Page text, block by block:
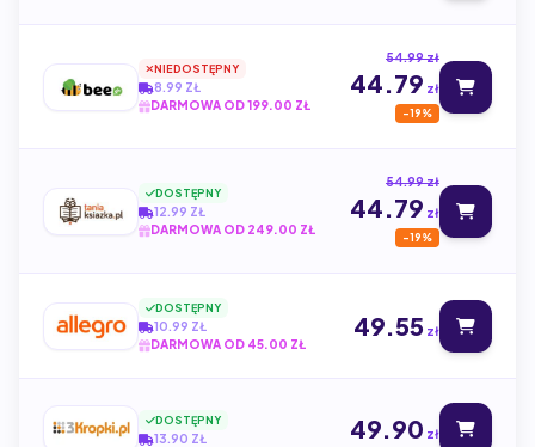
NIEDOSTĘPNY
8.99 ZŁ
DARMOWA OD 199.00 ZŁ
54.99 zł
44.79 zł
-19%
DOSTĘPNY
12.99 ZŁ
DARMOWA OD 249.00 ZŁ
54.99 zł
44.79 zł
-19%
DOSTĘPNY
10.99 ZŁ
DARMOWA OD 45.00 ZŁ
49.55 zł
DOSTĘPNY
13.90 ZŁ 49.90 zł